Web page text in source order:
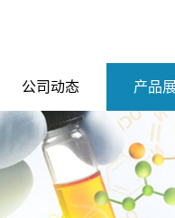
公司动态 产品